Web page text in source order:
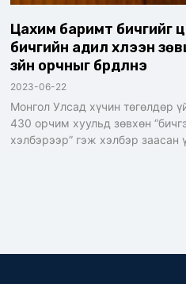
Цахим баримт бичгийг
бичгийн адил хүлээн
зүйн орчныг бүрдүүлнэ
2023-06-22
Монгол Улсад хүчин төгөлдөр
430 орчим хуульд зөвхөн
хэлбэрээр” гэж хэлбэр заасан